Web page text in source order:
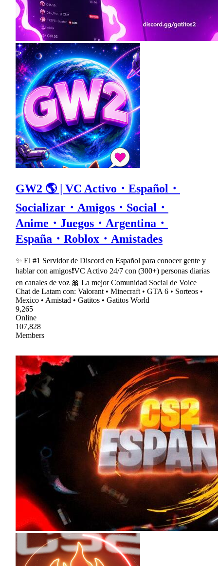
GW2 🌎 | VC Activo・Español・
Socializar・Amigos・Social・
Anime・Juegos・Argentina・
España・Roblox・Amistades
✨ El #1 Servidor de Discord en Español para conocer gente y
hablar con amigos❗VC Activo 24/7 con (300+) personas diarias
en canales de voz 🎀 La mejor Comunidad Social de Voice
Chat de Latam con: Valorant • Minecraft • GTA 6 • Sorteos •
Mexico • Amistad • Gatitos • Gatitos World
9,265
Online
107,828
Members